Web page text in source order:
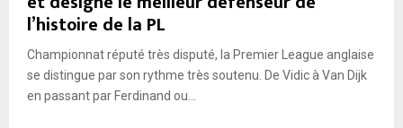
l’histoire de la PL
Championnat réputé très disputé, la Premier League anglaise
se distingue par son rythme très soutenu. De Vidic à Van Dijk
en passant par Ferdinand ou...